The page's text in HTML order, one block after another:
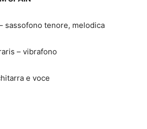
sassofono tenore, melodica
– vibrafono
e voce